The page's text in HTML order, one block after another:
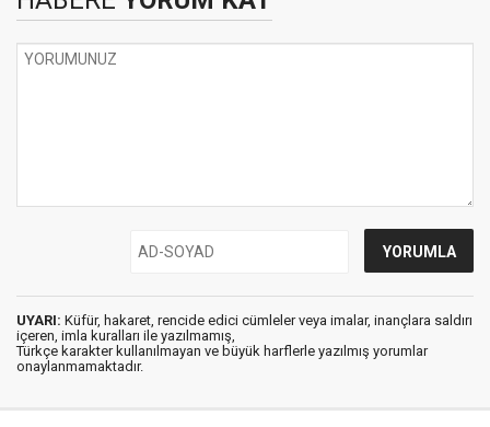
UYARI: Küfür, hakaret, rencide edici cümleler veya imalar, inançlara saldırı
içeren, imla kuralları ile yazılmamış,
Türkçe karakter kullanılmayan ve büyük harflerle yazılmış yorumlar
onaylanmamaktadır.